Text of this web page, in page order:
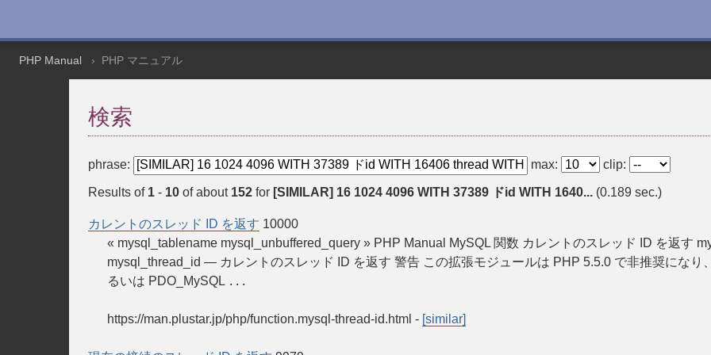
PHP Manual PHP マニュアル
検索
phrase: max: clip:
Results of 1 - 10 of about 152 for [SIMILAR] 16 1024 4096 WITH 37389 ドid WITH 1640... (0.189 sec.)
カレントのスレッド ID を返す 10000
« mysql_tablename mysql_unbuffered_query » PHP Manual MySQL 関数 カレントのスレッド ID を返す
mysql_thread_id — カレントのスレッド ID を返す 警告 この拡張モジュールは PHP 5.5.0 で非推奨になり
るいは PDO_MySQL ...
https://man.plustar.jp/php/function.mysql-thread-id.html - [similar]